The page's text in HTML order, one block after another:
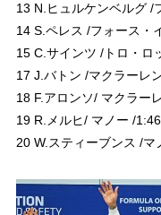
13 N.ヒュルケンベルグ /
14 S.ペレス /フォース・
15 C.サインツ /トロ・ロ
17 J.バトン /マクラーレ
18 F.アロンソ/ マクラー
19 R.メルヒ/ マノー /
20 W.スティーブンス /マ